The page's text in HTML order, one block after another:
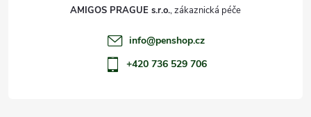
AMIGOS PRAGUE s.r.o.
info@penshop.cz
+420 736 529 706